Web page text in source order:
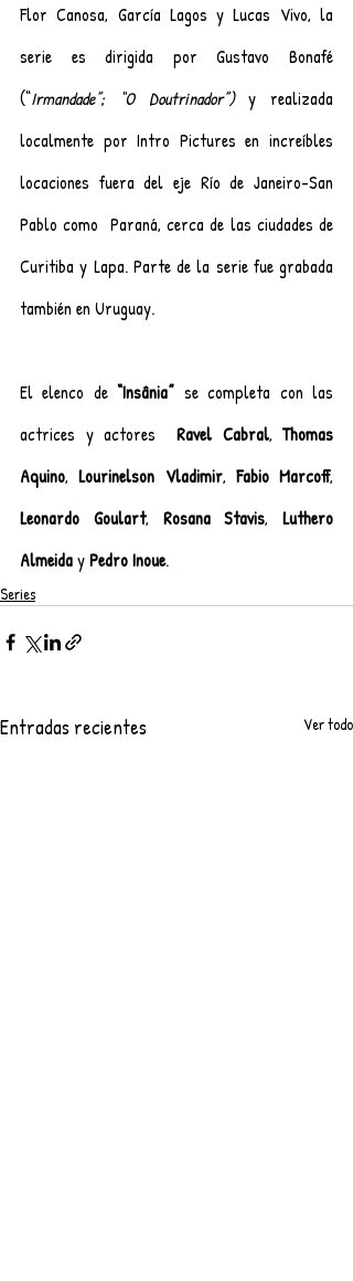
Flor Canosa, García Lagos y Lucas Vivo, la
serie es dirigida por Gustavo Bonafé
(“Irmandade”; “O Doutrinador”) y realizada
localmente por Intro Pictures en increíbles
locaciones fuera del eje Río de Janeiro-San
Pablo como  Paraná, cerca de las ciudades de
Curitiba y Lapa. Parte de la serie fue grabada
también en Uruguay.
El elenco de “Insânia” se completa con las
actrices y actores Ravel Cabral, Thomas
Aquino, Lourinelson Vladimir, Fabio Marcoff
Leonardo Goulart, Rosana Stavis, Luthero
Almeida y Pedro Inoue.
Series
Entradas recientes Ver todo